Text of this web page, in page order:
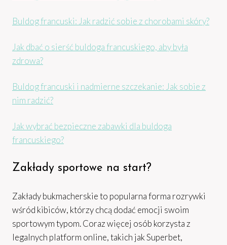
Buldog francuski: Jak radzić sobie z chorobami skóry?
Jak dbać o sierść buldoga francuskiego, aby była
zdrowa?
Buldog francuski i nadmierne szczekanie: Jak sobie z
nim radzić?
Jak wybrać bezpieczne zabawki dla buldoga
francuskiego?
Zakłady sportowe na start?
Zakłady bukmacherskie to popularna forma rozrywki
wśród kibiców, którzy chcą dodać emocji swoim
sportowym typom. Coraz więcej osób korzysta z
legalnych platform online, takich jak Superbet,